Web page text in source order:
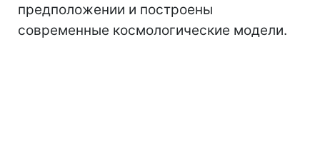
предположении и построены
современные космологические модели.